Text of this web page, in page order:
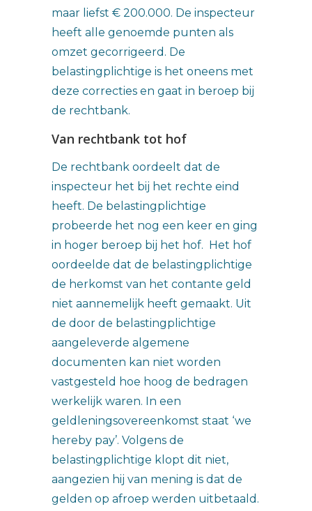
maar liefst € 200.000. De inspecteur
heeft alle genoemde punten als
omzet gecorrigeerd. De
belastingplichtige is het oneens met
deze correcties en gaat in beroep bij
de rechtbank.
Van rechtbank tot hof
De rechtbank oordeelt dat de
inspecteur het bij het rechte eind
heeft. De belastingplichtige
probeerde het nog een keer en ging
in hoger beroep bij het hof. Het hof
oordeelde dat de belastingplichtige
de herkomst van het contante geld
niet aannemelijk heeft gemaakt. Uit
de door de belastingplichtige
aangeleverde algemene
documenten kan niet worden
vastgesteld hoe hoog de bedragen
werkelijk waren. In een
geldleningsovereenkomst staat ‘we
hereby pay’. Volgens de
belastingplichtige klopt dit niet,
aangezien hij van mening is dat de
gelden op afroep werden uitbetaald.